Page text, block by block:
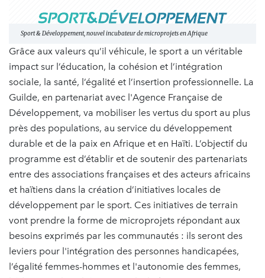
Sport & Développement, nouvel incubateur de microprojets en Afrique
Grâce aux valeurs qu’il véhicule, le sport a un véritable
impact sur l’éducation, la cohésion et l’intégration
sociale, la santé, l’égalité et l’insertion professionnelle. La
Guilde, en partenariat avec l'Agence Française de
Développement, va mobiliser les vertus du sport au plus
près des populations, au service du développement
durable et de la paix en Afrique et en Haïti. L’objectif du
programme est d’établir et de soutenir des partenariats
entre des associations françaises et des acteurs africains
et haïtiens dans la création d’initiatives locales de
développement par le sport. Ces initiatives de terrain
vont prendre la forme de microprojets répondant aux
besoins exprimés par les communautés : ils seront des
leviers pour l'intégration des personnes handicapées,
l’égalité femmes-hommes et l'autonomie des femmes,